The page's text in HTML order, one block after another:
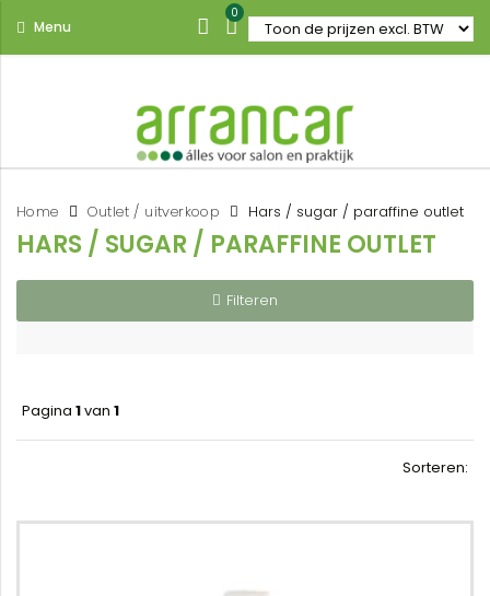
Menu
0
Home Outlet / uitverkoop Hars / sugar / paraffine outlet
HARS / SUGAR / PARAFFINE OUTLET
Filteren
Pagina 1van 1
Sorteren: